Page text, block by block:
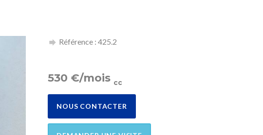
Référence : 425.2
530 €/mois cc
NOUS CONTACTER